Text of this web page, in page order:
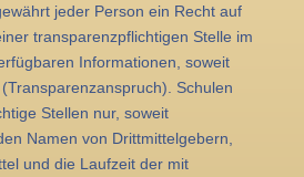
jeder Person ein Recht auf
transparenzpflichtigen Stelle im
Informationen, soweit
Schulen
Stellen nur, soweit
Namen von Drittmittelgebern,
und die Laufzeit der mit